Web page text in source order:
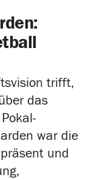
trifft,
das
war die
und